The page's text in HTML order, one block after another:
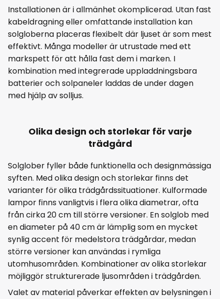
Installationen är i allmänhet okomplicerad. Utan fast
kabeldragning eller omfattande installation kan
solgloberna placeras flexibelt där ljuset är som mest
effektivt. Många modeller är utrustade med ett
markspett för att hålla fast dem i marken. I
kombination med integrerade uppladdningsbara
batterier och solpaneler laddas de under dagen
med hjälp av solljus.
Olika design och storlekar för varje
trädgård
Solglober fyller både funktionella och designmässiga
syften. Med olika design och storlekar finns det
varianter för olika trädgårdssituationer. Kulformade
lampor finns vanligtvis i flera olika diametrar, ofta
från cirka 20 cm till större versioner. En solglob med
en diameter på 40 cm är lämplig som en mycket
synlig accent för medelstora trädgårdar, medan
större versioner kan användas i rymliga
utomhusområden. Kombinationer av olika storlekar
möjliggör strukturerade ljusområden i trädgården.
Valet av material påverkar effekten av belysningen i